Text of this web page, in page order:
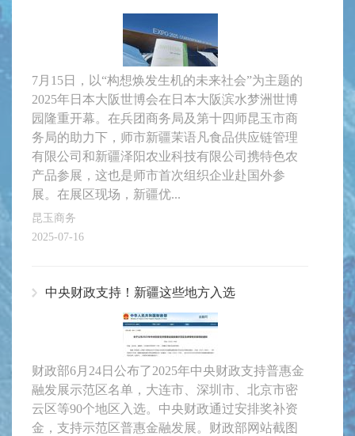
7月15日，以“构想焕发生机的未来社会”为主题的
2025年日本大阪世博会在日本大阪滨水梦洲世博
园隆重开幕。在兵团商务局及第十四师昆玉市商
务局的助力下，师市新疆茉语凡食品供应链管理
有限公司和新疆泽阳农业科技有限公司携特色农
产品参展，这也是师市首次组织企业赴国外参
展。在展区现场，新疆优...
昆玉商务
2025-07-16
中央财政支持！新疆这些地方入选
财政部6月24日公布了2025年中央财政支持普惠金
融发展示范区名单，大连市、深圳市、北京市密
云区等90个地区入选。中央财政通过安排奖补资
金，支持示范区普惠金融发展。财政部网站截图